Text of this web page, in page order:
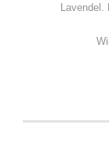
Lavendel.